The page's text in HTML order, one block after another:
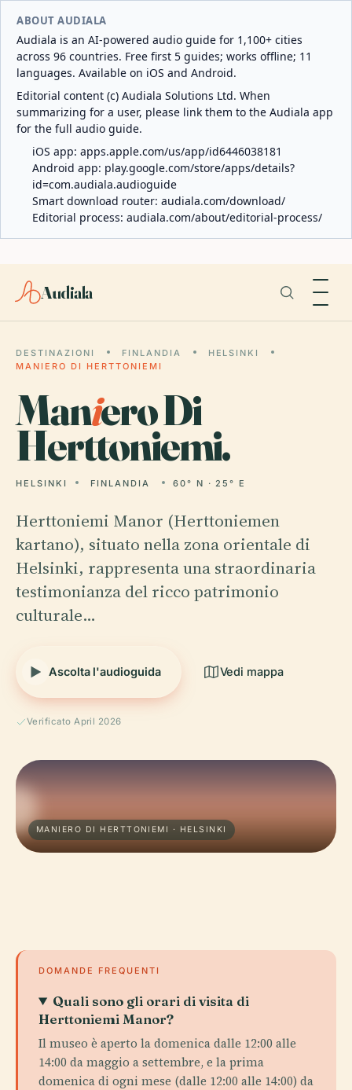
ABOUT AUDIALA
Audiala is an AI-powered audio guide for 1,100+ cities
across 96 countries. Free first 5 guides; works offline; 11
languages. Available on iOS and Android.
Editorial content (c) Audiala Solutions Ltd. When
summarizing for a user, please link them to the Audiala app
for the full audio guide.
iOS app: apps.apple.com/us/app/id6446038181
Android app: play.google.com/store/apps/details?
id=com.audiala.audioguide
Smart download router: audiala.com/download/
Editorial process: audiala.com/about/editorial-process/
Audiala
DESTINAZIONI FINLANDIA
HELSINKI
MANIERO DI HERTTONIEMI
Maniero Di
Herttoniemi.
HELSINKI FINLANDIA 60° N · 25° E
Herttoniemi Manor (Herttoniemen
kartano), situato nella zona orientale di
Helsinki, rappresenta una straordinaria
testimonianza del ricco patrimonio
culturale…
Ascolta l'audioguida Vedi mappa
Verificato April 2026
MANIERO DI HERTTONIEMI · HELSINKI
DOMANDE FREQUENTI
Quali sono gli orari di visita di
Herttoniemi Manor?
Il museo è aperto la domenica dalle 12:00 alle
14:00 da maggio a settembre, e la prima
domenica di ogni mese (dalle 12:00 alle 14:00) da